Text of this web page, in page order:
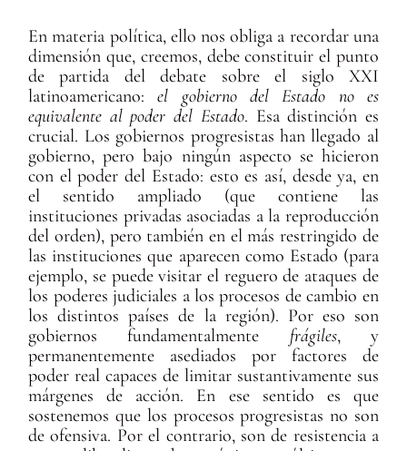
En materia política, ello nos obliga a recordar una
dimensión que, creemos, debe constituir el punto
de partida del debate sobre el siglo XXI
latinoamericano:el gobierno del Estado no es
equivalente al poder del Estado. Esa distinción es
crucial. Los gobiernos progresistas han llegado al
gobierno, pero bajo ningún aspecto se hicieron
con el poder del Estado: esto es así, desde ya, en
el sentido ampliado (que contiene las
instituciones privadas asociadas a la reproducción
del orden), pero también en el más restringido de
las instituciones que aparecen como Estado (para
ejemplo, se puede visitar el reguero de ataques de
los poderes judiciales a los procesos de cambio en
los distintos países de la región). Por eso son
gobiernos fundamentalmente frágiles, y
permanentemente asediados por factores de
poder real capaces de limitar sustantivamente sus
márgenes de acción. En ese sentido es que
sostenemos que los procesos progresistas no son
de ofensiva. Por el contrario, son de resistencia a